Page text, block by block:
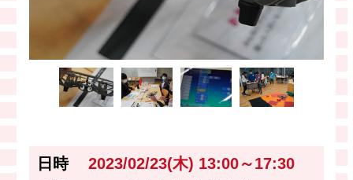
日時
2023/02/23(木) 13:00～17:30